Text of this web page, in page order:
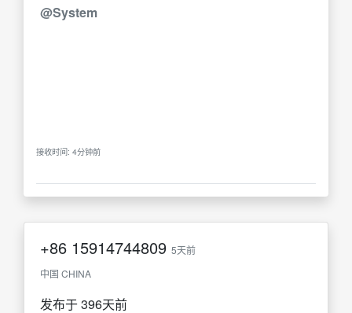
@System
接收时间: 4分钟前
+86 15914744809 5天前
中国 CHINA
发布于 396天前